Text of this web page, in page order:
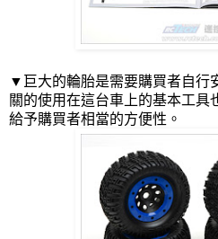
▼巨大的輪胎是需要購買者自行
關的使用在這台車上的基本工具
給予購買者相當的方便性。